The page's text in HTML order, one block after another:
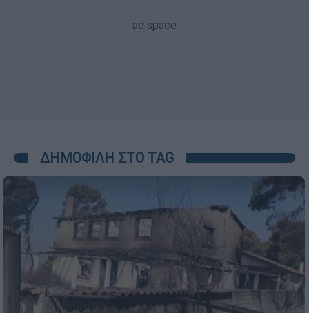
ΔΗΜΟΦΙΛΗ ΣΤΟ TAG